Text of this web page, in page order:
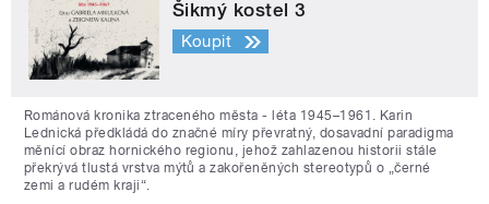
Šikmý kostel 3
Koupit
Románová kronika ztraceného města - léta 1945–1961. Karin
Lednická předkládá do značné míry převratný, dosavadní paradigma
měnící obraz hornického regionu, jehož zahlazenou historii stále
překrývá tlustá vrstva mýtů a zakořeněných stereotypů o „černé
zemi a rudém kraji“.